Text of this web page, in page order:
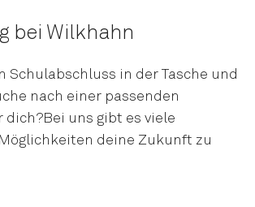
bei Wilkhahn
Schulabschluss in der Tasche und
nach einer passenden
dich?Bei uns gibt es viele
deine Zukunft zu